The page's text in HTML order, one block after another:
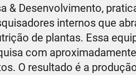
& Desenvolvimento,
internos que
de plantas. Essa
com
O resultado é a